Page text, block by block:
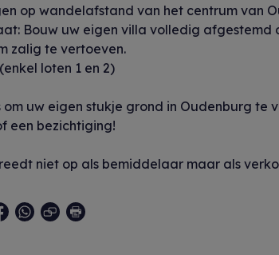
op wandelafstand van het centrum van
Bouw uw eigen villa volledig afgestemd
zalig te vertoeven.
loten 1 en 2)
om uw eigen stukje grond in Oudenburg
een bezichtiging!
niet op als bemiddelaar maar als